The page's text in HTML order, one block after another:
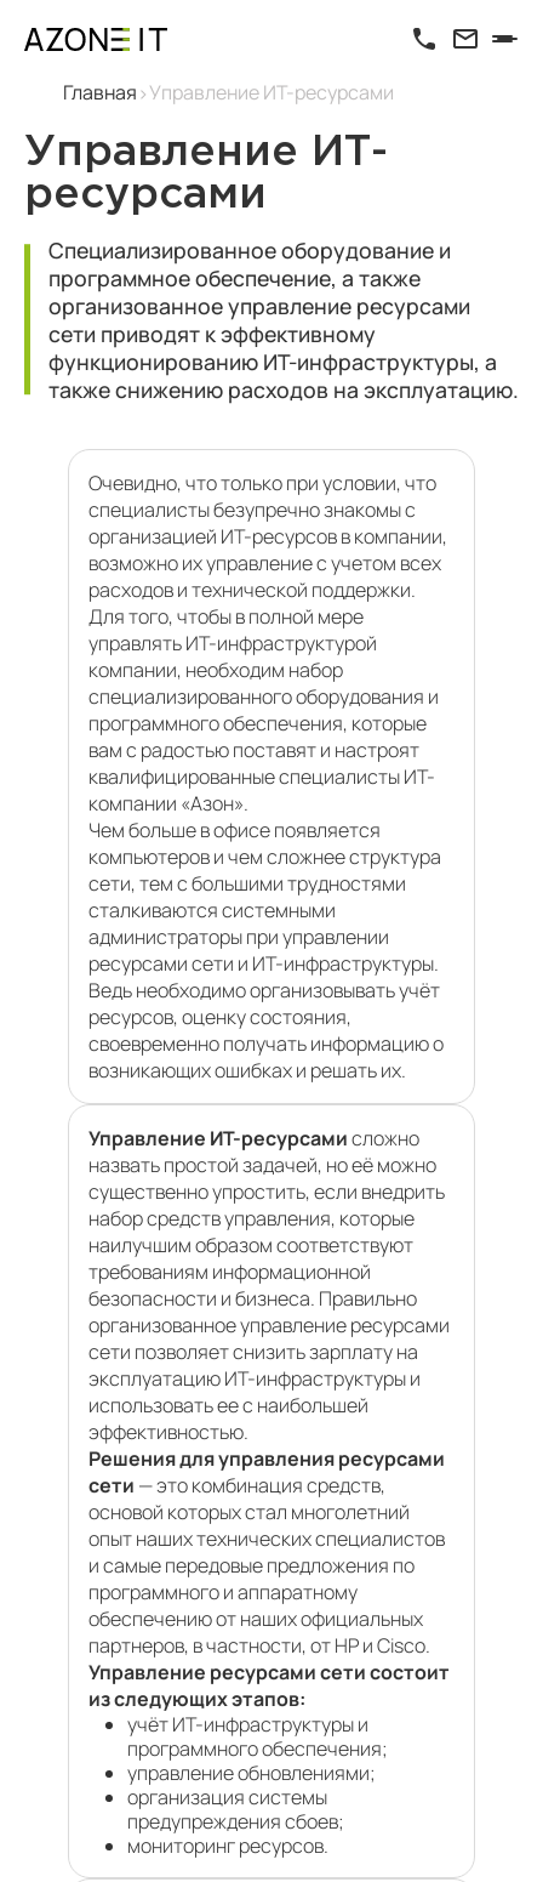
Главная Управление ИТ-ресурсами
Управление ИТ-
ресурсами
Специализированное оборудование и
программное обеспечение, а также
организованное управление ресурсами
сети приводят к эффективному
функционированию ИТ-инфраструктуры, а
также снижению расходов на эксплуатацию.
Очевидно, что только при условии, что
специалисты безупречно знакомы с
организацией ИТ-ресурсов в компании,
возможно их управление с учетом всех
расходов и технической поддержки.
Для того, чтобы в полной мере
управлять ИТ-инфраструктурой
компании, необходим набор
специализированного оборудования и
программного обеспечения, которые
вам с радостью поставят и настроят
квалифицированные специалисты ИТ-
компании «Азон».
Чем больше в офисе появляется
компьютеров и чем сложнее структура
сети, тем с большими трудностями
сталкиваются системными
администраторы при управлении
ресурсами сети и ИТ-инфраструктуры.
Ведь необходимо организовывать учёт
ресурсов, оценку состояния,
своевременно получать информацию о
возникающих ошибках и решать их.
Управление ИТ-ресурсамисложно
назвать простой задачей, но её можно
существенно упростить, если внедрить
набор средств управления, которые
наилучшим образом соответствуют
требованиям информационной
безопасности и бизнеса. Правильно
организованное управление ресурсами
сети позволяет снизить зарплату на
эксплуатацию ИТ-инфраструктуры и
использовать ее с наибольшей
эффективностью.
Решения для управления ресурсами
сети — это комбинация средств,
основой которых стал многолетний
опыт наших технических специалистов
и самые передовые предложения по
программного и аппаратному
обеспечению от наших официальных
партнеров, в частности, от HP и Cisco.
Управление ресурсами сети состоит
из следующих этапов:
учёт ИТ-инфраструктуры и
программного обеспечения;
управление обновлениями;
организация системы
предупреждения сбоев;
мониторинг ресурсов.